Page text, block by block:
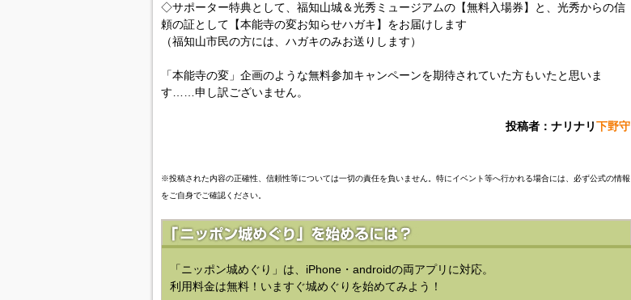
◇サポーター特典として、福知山城＆光秀ミュージアムの【無料入場券】と、光秀からの信
頼の証として【本能寺の変お知らせハガキ】をお届けします
（福知山市民の方には、ハガキのみお送りします）
「本能寺の変」企画のような無料参加キャンペーンを期待されていた方もいたと思いま
す……申し訳ございません。
投稿者：ナリナリ下野守
※投稿された内容の正確性、信頼性等については一切の責任を負いません。特にイベント等へ行かれる場合には、必ず公式の情報
をご自身でご確認ください。
「ニッポン城めぐり」は、iPhone・androidの両アプリに対応。
利用料金は無料！いますぐ城めぐりを始めてみよう！